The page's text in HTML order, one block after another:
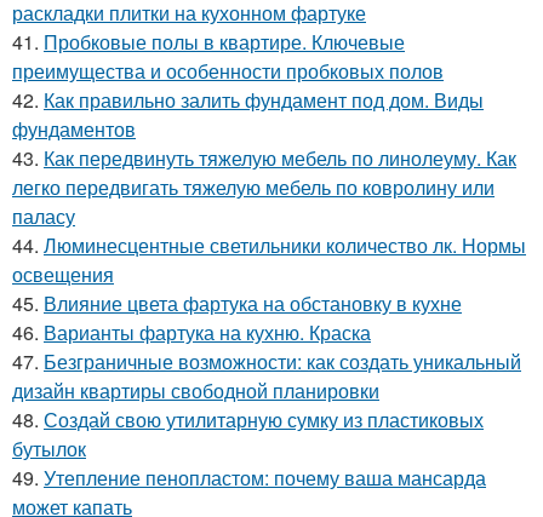
раскладки плитки на кухонном фартуке
41. Пробковые полы в квартире. Ключевые
преимущества и особенности пробковых полов
42. Как правильно залить фундамент под дом. Виды
фундаментов
43. Как передвинуть тяжелую мебель по линолеуму. Как
легко передвигать тяжелую мебель по ковролину или
паласу
44. Люминесцентные светильники количество лк. Нормы
освещения
45. Влияние цвета фартука на обстановку в кухне
46. Варианты фартука на кухню. Краска
47. Безграничные возможности: как создать уникальный
дизайн квартиры свободной планировки
48. Создай свою утилитарную сумку из пластиковых
бутылок
49. Утепление пенопластом: почему ваша мансарда
может капать